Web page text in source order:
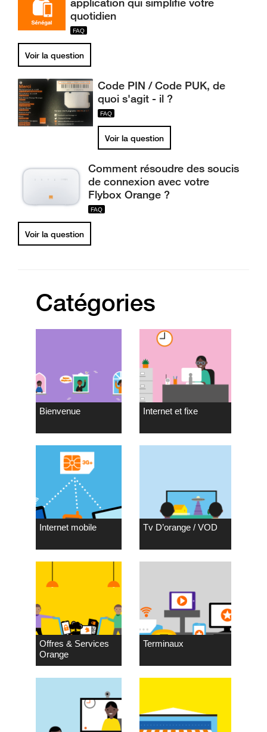
quotidien
Voir la question
Code PIN / Code PUK, de
quoi s'agit - il ?
Voir la question
Comment résoudre des soucis
de connexion avec votre
Flybox Orange ?
Voir la question
Catégories
Bienvenue Internet et fixe
Internet mobile Tv D’orange / VOD
Offres & Services
Orange
Terminaux